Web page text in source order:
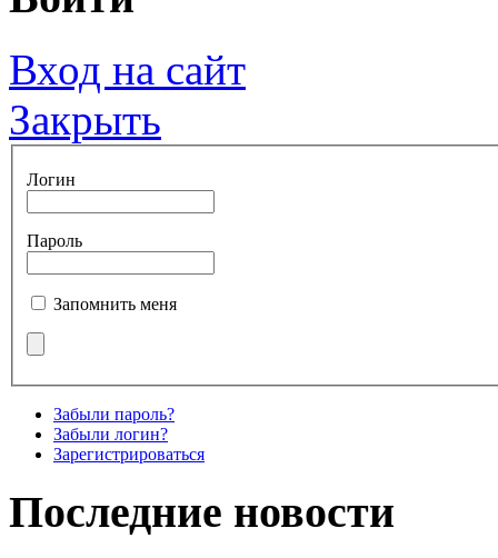
Вход на сайт
Закрыть
Логин
Пароль
Запомнить меня
Забыли пароль?
Забыли логин?
Зарегистрироваться
Последние новости